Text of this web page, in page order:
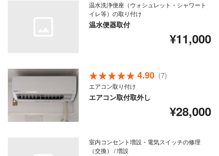
温水洗浄便座（ウォシュレット・シャワート
イレ等）の取り付け
温水便器取付
¥11,000
4.90 (7)
エアコン取り付け
エアコン取付取外し
¥28,000
室内コンセント増設・電気スイッチの修理
（交換） / 増設